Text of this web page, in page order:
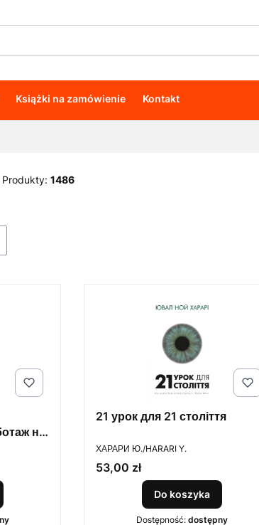
Książki na zamówienie Kontakt
Produkty: 1486
на
21 урок для 21 століття
PRODUCENT
ХАРАРИ Ю./HARARI Y.
Cena
53,00 zł
Do koszyka
Dostępność: dostępny